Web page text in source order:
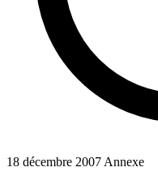
18 décembre 2007 Annexe